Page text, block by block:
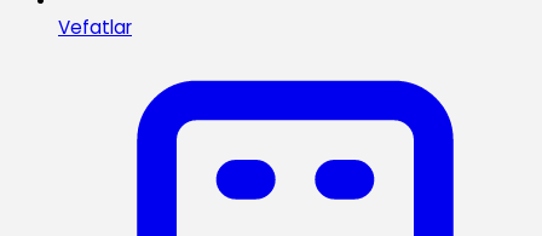
Vefatlar